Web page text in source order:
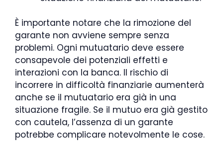
È importante notare che la rimozione del
garante non avviene sempre senza
problemi. Ogni mutuatario deve essere
consapevole dei potenziali effetti e
interazioni con la banca. Il rischio di
incorrere in difficoltà finanziarie aumenterà
anche se il mutuatario era già in una
situazione fragile. Se il mutuo era già gestito
con cautela, l’assenza di un garante
potrebbe complicare notevolmente le cose.